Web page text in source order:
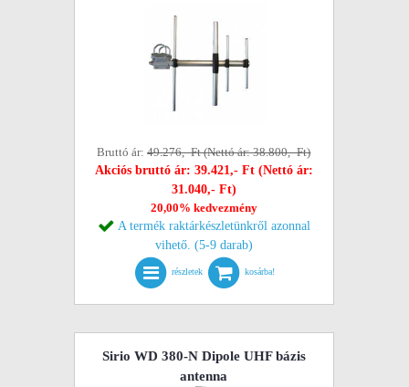
Bruttó ár:49.276,- Ft (Nettó ár: 38.800,- Ft)
Akciós bruttó ár: 39.421,- Ft (Nettó ár:
31.040,- Ft)
20,00% kedvezmény
A termék raktárkészletünkről azonnal
vihető. (5-9 darab)
részletek kosárba!
Sirio WD 380-N Dipole UHF bázis
antenna